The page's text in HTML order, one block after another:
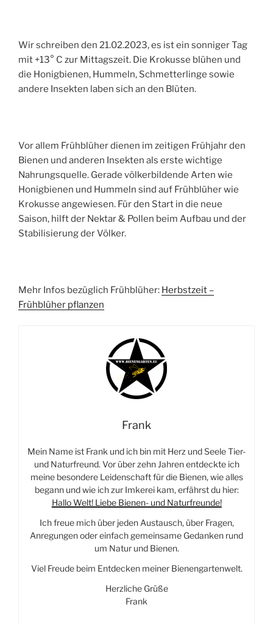
k
Wir schreiben den 21.02.2023, es ist ein sonniger Tag
mit +13° C zur Mittagszeit. Die Krokusse blühen und
die Honigbienen, Hummeln, Schmetterlinge sowie
andere Insekten laben sich an den Blüten.
Vor allem Frühblüher dienen im zeitigen Frühjahr den
Bienen und anderen Insekten als erste wichtige
Nahrungsquelle. Gerade völkerbildende Arten wie
Honigbienen und Hummeln sind auf Frühblüher wie
Krokusse angewiesen. Für den Start in die neue
Saison, hilft der Nektar & Pollen beim Aufbau und der
Stabilisierung der Völker.
Mehr Infos bezüglich Frühblüher: Herbstzeit –
Frühblüher pflanzen
Frank
Mein Name ist Frank und ich bin mit Herz und Seele Tier-
und Naturfreund. Vor über zehn Jahren entdeckte ich
meine besondere Leidenschaft für die Bienen, wie alles
begann und wie ich zur Imkerei kam, erfährst du hier:
Hallo Welt! Liebe Bienen- und Naturfreunde!
Ich freue mich über jeden Austausch, über Fragen,
Anregungen oder einfach gemeinsame Gedanken rund
um Natur und Bienen.
Viel Freude beim Entdecken meiner Bienengartenwelt.
Herzliche Grüße
Frank